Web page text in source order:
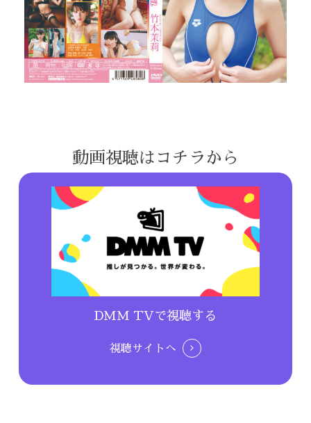
動画視聴はコチラから
DMM TVで視聴する
視聴サイトへ